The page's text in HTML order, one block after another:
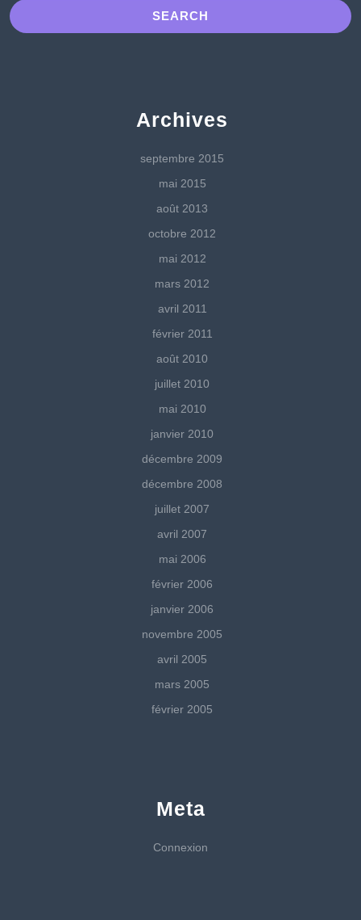
Archives
septembre 2015
mai 2015
août 2013
octobre 2012
mai 2012
mars 2012
avril 2011
février 2011
août 2010
juillet 2010
mai 2010
janvier 2010
décembre 2009
décembre 2008
juillet 2007
avril 2007
mai 2006
février 2006
janvier 2006
novembre 2005
avril 2005
mars 2005
février 2005
Meta
Connexion